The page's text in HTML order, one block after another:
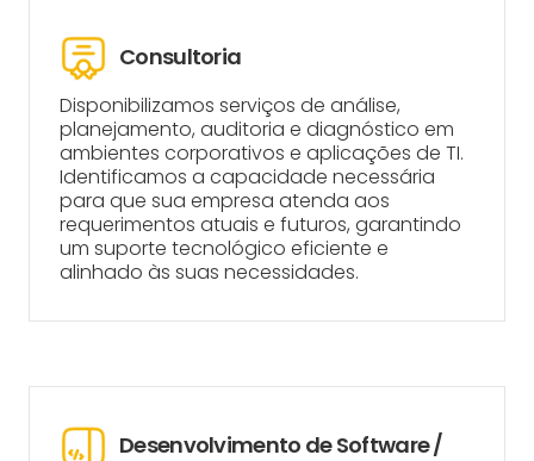
Consultoria
Disponibilizamos serviços de análise,
planejamento, auditoria e diagnóstico em
ambientes corporativos e aplicações de TI.
Identificamos a capacidade necessária
para que sua empresa atenda aos
requerimentos atuais e futuros, garantindo
um suporte tecnológico eficiente e
alinhado às suas necessidades.
Desenvolvimento de Software /